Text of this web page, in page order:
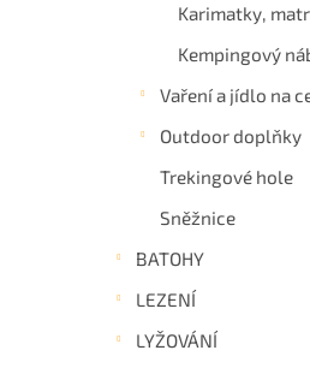
Karimatky,
Kempingový
Vaření a jídlo na
Outdoor doplňky
Trekingové hole
Sněžnice
BATOHY
LEZENÍ
LYŽOVÁNÍ